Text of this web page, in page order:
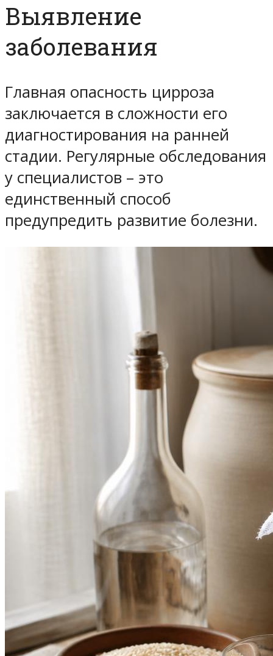
Выявление
заболевания
Главная опасность цирроза
заключается в сложности его
диагностирования на ранней
стадии. Регулярные обследования
у специалистов – это
единственный способ
предупредить развитие болезни.